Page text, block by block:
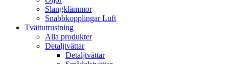
Slangklämmor
Snabbkopplingar Luft
Tvättutrustning
Alla produkter
Detaljtvättar
Detaljtvättar